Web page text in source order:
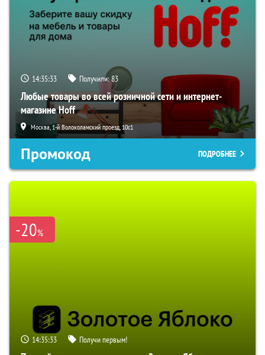
14:35:32 Получили:83
Любые товары во всей розничной сети и интернет-
магазине Hoff
Москва, 1-й Волоколамский проезд, 10с1
Промокод ПОДРОБНЕЕ
-20%
14:35:32 Получи первым!